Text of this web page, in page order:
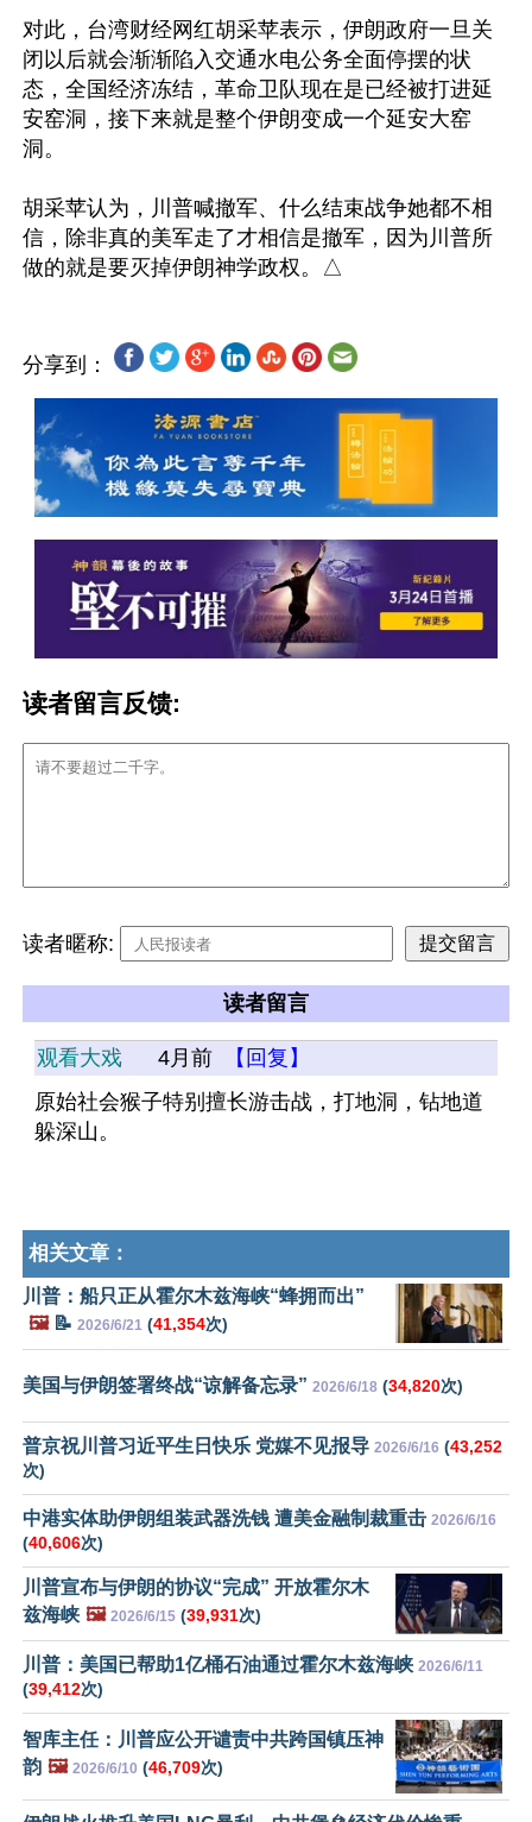
对此，台湾财经网红胡采苹表示，伊朗政府一旦关
闭以后就会渐渐陷入交通水电公务全面停摆的状
态，全国经济冻结，革命卫队现在是已经被打进延
安窑洞，接下来就是整个伊朗变成一个延安大窑
洞。
胡采苹认为，川普喊撤军、什么结束战争她都不相
信，除非真的美军走了才相信是撤军，因为川普所
分享到：
读者留言反馈:
读者暱称:
读者留言
观看大戏 4月前
【回复】
原始社会猴子特别擅长游击战，打地洞，钻地道
躲深山。
相关文章：
川普：船只正从霍尔木兹海峡“蜂拥而出”
🖼️📝 2026/6/21 (41,354次)
美国与伊朗签署终战“谅解备忘录” 2026/6/18 (34,820次)
普京祝川普习近平生日快乐 党媒不见报导 2026/6/16 (43,252
次)
中港实体助伊朗组装武器洗钱 遭美金融制裁重击 2026/6/16
(40,606次)
川普宣布与伊朗的协议“完成” 开放霍尔木
兹海峡 🖼️ 2026/6/15 (39,931次)
川普：美国已帮助1亿桶石油通过霍尔木兹海峡 2026/6/11
(39,412次)
智库主任：川普应公开谴责中共跨国镇压神
韵 🖼️ 2026/6/10 (46,709次)